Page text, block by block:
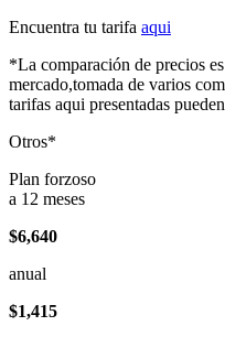
Encuentra tu tarifa aqui
*La comparación de precios
mercado,tomada de varios
tarifas aqui presentadas
Otros*
Plan forzoso
a 12 meses
$6,640
anual
$1,415